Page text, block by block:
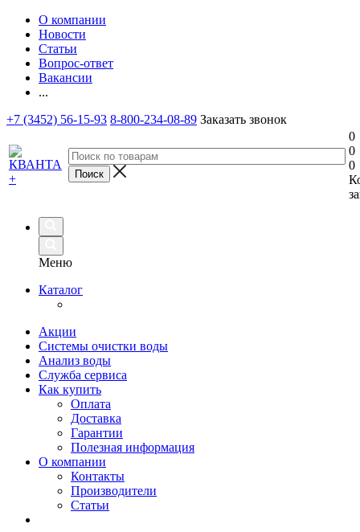
О компании
Новости
Статьи
Вопрос-ответ
Вакансии
...
+7 (3452) 56-15-93 8-800-234-08-89 Заказать звонок
0
0
0
Меню
Каталог
Акции
Системы очистки воды
Анализ воды
Служба сервиса
Как купить
Оплата
Доставка
Гарантии
Полезная информация
О компании
Контакты
Производители
Статьи